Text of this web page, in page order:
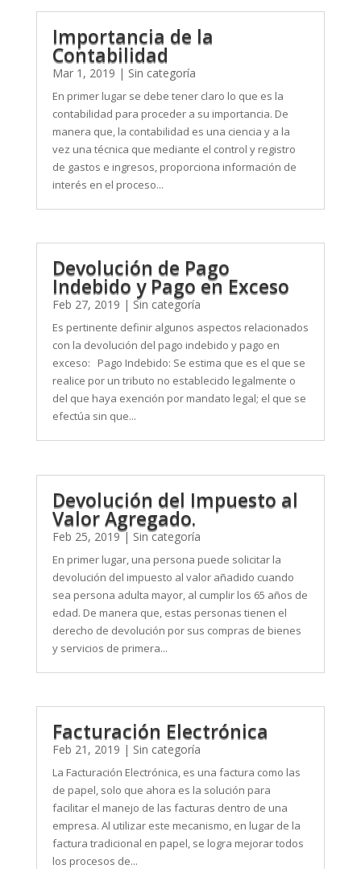
Importancia de la
Contabilidad
Mar 1, 2019 | Sin categoría
En primer lugar se debe tener claro lo que es la
contabilidad para proceder a su importancia. De
manera que, la contabilidad es una ciencia y a la
vez una técnica que mediante el control y registro
de gastos e ingresos, proporciona información de
interés en el proceso...
Devolución de Pago
Indebido y Pago en Exceso
Feb 27, 2019 | Sin categoría
Es pertinente definir algunos aspectos relacionados
con la devolución del pago indebido y pago en
exceso: Pago Indebido: Se estima que es el que se
realice por un tributo no establecido legalmente o
del que haya exención por mandato legal; el que se
efectúa sin que...
Devolución del Impuesto al
Valor Agregado.
Feb 25, 2019| Sin categoría
En primer lugar, una persona puede solicitar la
devolución del impuesto al valor añadido cuando
sea persona adulta mayor, al cumplir los 65 años de
edad. De manera que, estas personas tienen el
derecho de devolución por sus compras de bienes
y servicios de primera...
Facturación Electrónica
Feb 21, 2019 | Sin categoría
La Facturación Electrónica, es una factura como las
de papel, solo que ahora es la solución para
facilitar el manejo de las facturas dentro de una
empresa. Al utilizar este mecanismo, en lugar de la
factura tradicional en papel, se logra mejorar todos
los procesos de...